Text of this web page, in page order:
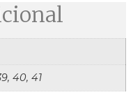
40, 41